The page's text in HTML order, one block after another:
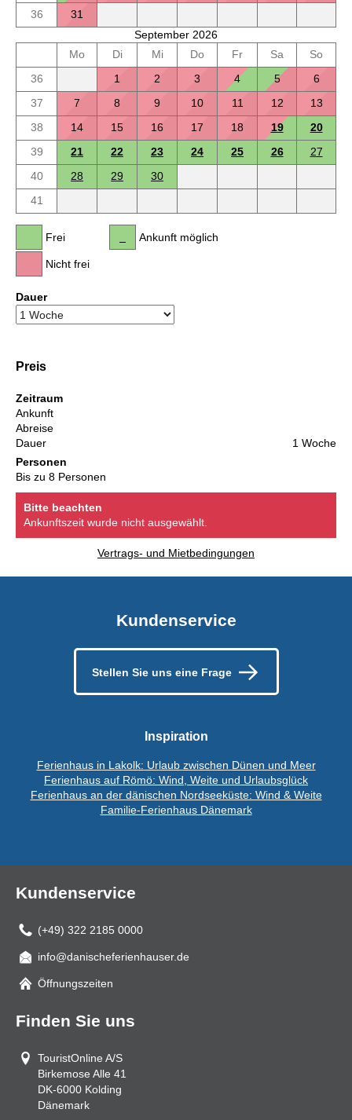
36
31
September 2026
Mo
Di Mi Do Fr Sa
So
36
1 2 3 4 5
6
37
7 8 9 10 11 12
13
38
14 15 16 17 18 19
20
39
21 22 23 24 25 26
27
40
28 29
30
41
Frei
Nicht frei
Ankunft möglich
Dauer
Preis
Zeitraum
Ankunft
Abreise
Dauer
1 Woche
Personen
Bis zu 8 Personen
Bitte beachten
Ankunftszeit wurde nicht ausgewählt.
Vertrags- und Mietbedingungen
Kundenservice
Stellen Sie uns eine Frage
Inspiration
Ferienhaus in Lakolk: Urlaub zwischen Dünen und Meer
Ferienhaus auf Römö: Wind, Weite und Urlaubsglück
Ferienhaus an der dänischen Nordseeküste: Wind & Weite
Familie-Ferienhaus Dänemark
Kundenservice
(+49) 322 2185 0000
Mail
info@danischeferienhauser.de
Öffnungszeiten
Finden Sie uns
TouristOnline A/S
Birkemose Alle 41
DK-6000 Kolding
Dänemark